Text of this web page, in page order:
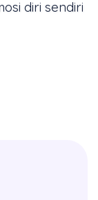
diri sendiri